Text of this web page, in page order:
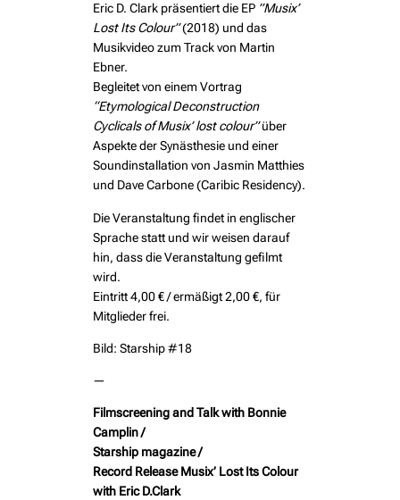
Eric D. Clark präsentiert die EP ”Musix’
Lost Its Colour”(2018) und das
Musikvideo zum Track von Martin
Ebner.
Begleitet von einem Vortrag
“Etymological Deconstruction
Cyclicals of Musix’ lost colour”über
Aspekte der Synästhesie und einer
Soundinstallation von Jasmin Matthies
und Dave Carbone (Caribic Residency).
Die Veranstaltung findet in englischer
Sprache statt und wir weisen darauf
hin, dass die Veranstaltung gefilmt
wird.
Eintritt 4,00 € / ermäßigt 2,00 €, für
Mitglieder frei.
Bild: Starship #18
—
Filmscreening and Talk with Bonnie
Camplin /
Starship magazine /
Record Release Musix’ Lost Its Colour
with Eric D.Clark